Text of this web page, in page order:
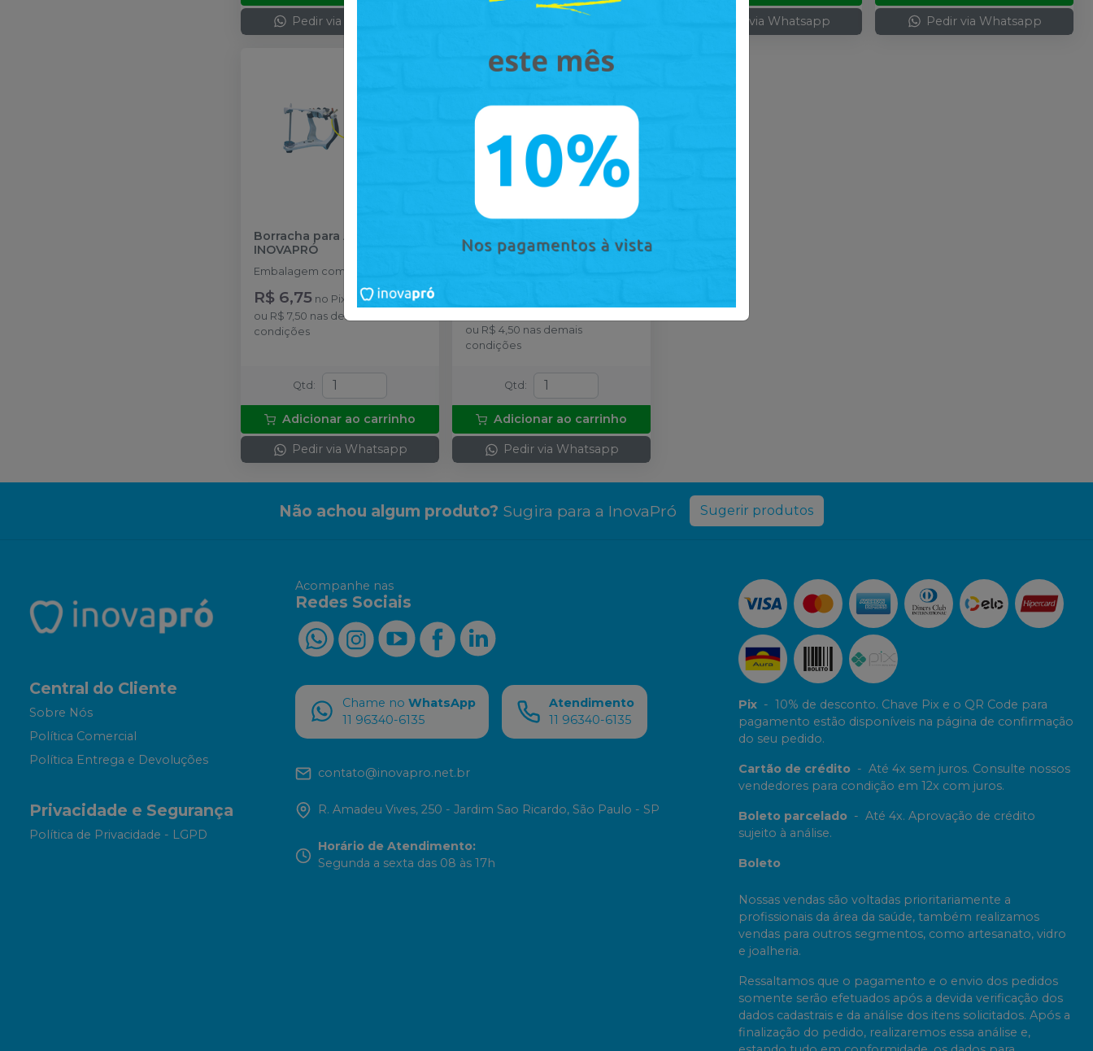
Pedir via Whatsapp Pedir via Whatsapp Pedir via Whatsapp
Borracha para Articulador
INOVAPRÓ
Embalagem com 1 unidade
R$ 6,75 no Pix
ou R$ 7,50 nas demais
condições
Qtd :
Adicionar ao carrinho
Pedir via Whatsapp
Placa de Articulação -
Protar EVO (Kavo)-
R$ 4,05
ou R$ 4,50 nas demais
condições
Qtd :
Adicionar ao carrinho
Pedir via Whatsapp
Não achou algum produto? Sugira para a InovaPró Sugerir produtos
Central do Cliente
Sobre Nós
Política Comercial
Política Entrega e Devoluções
Privacidade e Segurança
Política de Privacidade - LGPD
Acompanhe nas
Redes Sociais
Chame no WhatsApp
11 96340-6135
Atendimento
11 96340-6135
contato@inovapro.net.br
R. Amadeu Vives, 250 - Jardim Sao Ricardo, São Paulo - SP
Horário de Atendimento:
Segunda a sexta das 08 às 17h
Pix - 10% de desconto. Chave Pix e o QR Code para
pagamento estão disponíveis na página de confirmação
do seu pedido.
Cartão de crédito - Até 4x sem juros. Consulte nossos
vendedores para condição em 12x com juros.
Boleto parcelado - Até 4x. Aprovação de crédito
sujeito à análise.
Boleto
Nossas vendas são voltadas prioritariamente a
profissionais da área da saúde, também realizamos
vendas para outros segmentos, como artesanato, vidro
e joalheria.
Ressaltamos que o pagamento e o envio dos pedidos
somente serão efetuados após a devida verificação dos
dados cadastrais e da análise dos itens solicitados. Após a
finalização do pedido, realizaremos essa análise e,